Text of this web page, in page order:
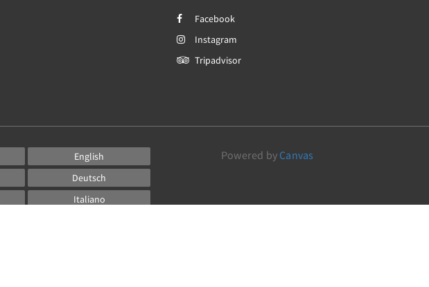
Facebook
Instagram
Tripadvisor
English
Deutsch
Italiano
Powered by Canvas